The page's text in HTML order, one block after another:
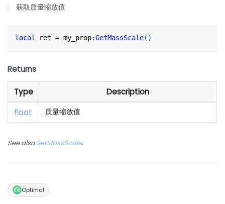
获取质量缩放值
local ret = my_prop:GetMassScale( )
Returns
Type
Description
float
质量缩放值
See alsoSetMassScale.
Optimal